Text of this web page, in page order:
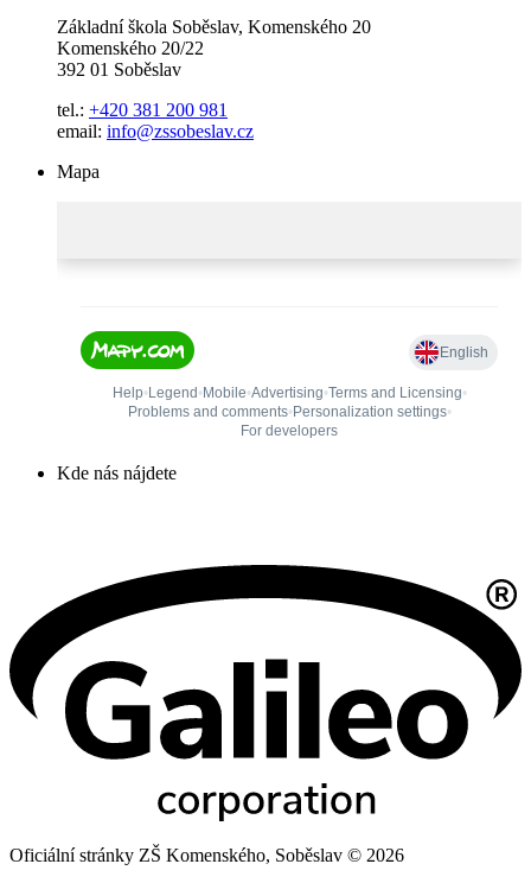
Základní škola Soběslav, Komenského 20
Komenského 20/22
392 01 Soběslav
tel.: +420 381 200 981
email: info@zssobeslav.cz
Mapa
Kde nás nájdete
Oficiální stránky ZŠ Komenského, Soběslav © 2026